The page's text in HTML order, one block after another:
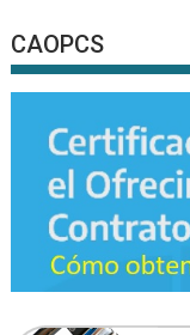
CAOPCS